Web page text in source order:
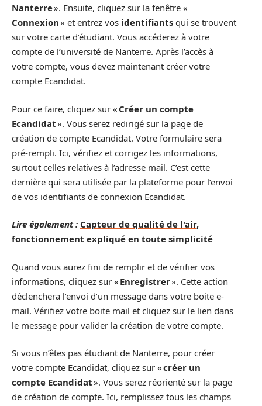
Nanterre». Ensuite, cliquez sur la fenêtre «
Connexion» et entrez vos identifiants qui se trouvent
sur votre carte d’étudiant. Vous accéderez à votre
compte de l’université de Nanterre. Après l’accès à
votre compte, vous devez maintenant créer votre
compte Ecandidat.
Pour ce faire, cliquez sur « Créer un compte
Ecandidat». Vous serez redirigé sur la page de
création de compte Ecandidat. Votre formulaire sera
pré-rempli. Ici, vérifiez et corrigez les informations,
surtout celles relatives à l’adresse mail. C’est cette
dernière qui sera utilisée par la plateforme pour l’envoi
de vos identifiants de connexion Ecandidat.
Lire également : Capteur de qualité de l'air,
fonctionnement expliqué en toute simplicité
Quand vous aurez fini de remplir et de vérifier vos
informations, cliquez sur « Enregistrer». Cette action
déclenchera l’envoi d’un message dans votre boite e-
mail. Vérifiez votre boite mail et cliquez sur le lien dans
le message pour valider la création de votre compte.
Si vous n’êtes pas étudiant de Nanterre, pour créer
votre compte Ecandidat, cliquez sur «créer un
compte Ecandidat». Vous serez réorienté sur la page
de création de compte. Ici, remplissez tous les champs